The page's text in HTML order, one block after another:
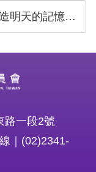
憶」 人權教具箱
路一段2號
｜(02)2341-